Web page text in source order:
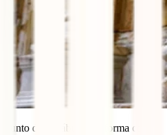
de vocábulos. A forma como